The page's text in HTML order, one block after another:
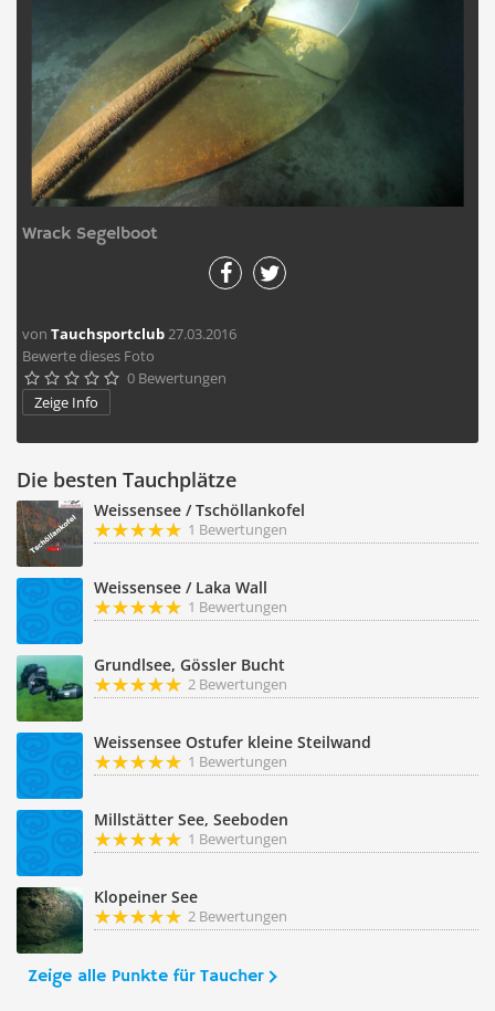
Wrack Segelboot
von Tauchsportclub27.03.2016
Bewerte dieses Foto
     0 Bewertungen
Zeige Info
Die besten Tauchplätze
Weissensee / Tschöllankofel
1 Bewertungen
Weissensee / Laka Wall
1 Bewertungen
Grundlsee, Gössler Bucht
2 Bewertungen
Weissensee Ostufer kleine Steilwand
1 Bewertungen
Millstätter See, Seeboden
1 Bewertungen
Klopeiner See
2 Bewertungen
Zeige alle Punkte für Taucher